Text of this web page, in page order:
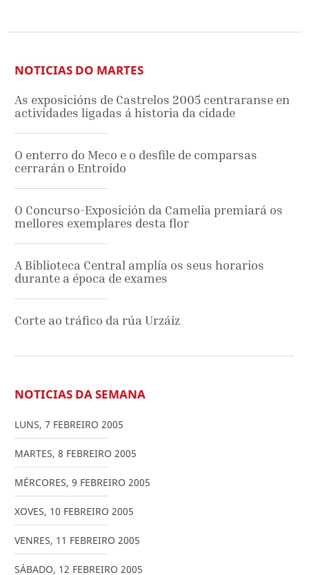
NOTICIAS DO MARTES
As exposicións de Castrelos 2005 centraranse en
actividades ligadas á historia da cidade
O enterro do Meco e o desfile de comparsas
cerrarán o Entroido
O Concurso-Exposición da Camelia premiará os
mellores exemplares desta flor
A Biblioteca Central amplía os seus horarios
durante a época de exames
Corte ao tráfico da rúa Urzáiz
NOTICIAS DA SEMANA
LUNS, 7 FEBREIRO 2005
MARTES, 8 FEBREIRO 2005
MÉRCORES, 9 FEBREIRO 2005
XOVES, 10 FEBREIRO 2005
VENRES, 11 FEBREIRO 2005
SÁBADO, 12 FEBREIRO 2005